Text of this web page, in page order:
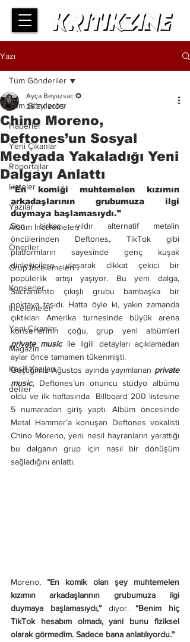
Yazı
Tüm Gönderiler
Haberler
Yeni Çıkanlar
Röportajlar
Listeler
Yazılar
Albüm İncelemeleri
Öneriler
Grup İncelemeleri
Konserler
İncelemeler
Yeni Çıkanlar
Magazin
Keşif Yazıları
deliler
Tüm Gönderiler
Chino Moreno,
Deftones’un Sosyal
Medyada Yakaladığı Yeni
Dalgayı Anlattı
Ayça Beyazsac ✪
26 Eyl 2025
"En komiği muhtemelen kızımın
arkadaşlarının grubumuza ilgi
duymaya başlamasıydı."
Son birkaç yıldır alternatif metalin
öncülerinden Deftones, TikTok gibi
platformların sayesinde genç kuşak
dinleyicilere ulaşarak dikkat çekici bir
popülerlik artışı yaşıyor. Bu yeni dalga,
Sacramento çıkışlı grubu bambaşka bir
noktaya taşıdı. Hatta öyle ki, yakın zamanda
çıktıkları Amerika turnesinde büyük arena
private music ile ilgili detayları açıklamadan
aylar önce tamamen tükenmişti.
Geçtiğimiz Ağustos ayında yayımlanan private
music, Deftones’un onuncu stüdyo albümü
oldu ve ilk haftasında  Billboard 200 listesine
5 numaradan giriş yaptı. Albüm öncesinde
Metal Hammer’a konuşan Deftones vokalisti
Chino Moreno, yeni nesil hayranların yarattığı
bu dalganın grup için nasıl bir dönüşüm
sağladığını anlattı.
Moreno, “En komik olan şey muhtemelen
kızımın arkadaşlarının grubumuza ilgi
duymaya başlamasıydı,” diyor. “Benim hiç
TikTok hesabım olmadı, yani bunu fiziksel
olarak görmedim. Sadece bana anlatılıyordu.”